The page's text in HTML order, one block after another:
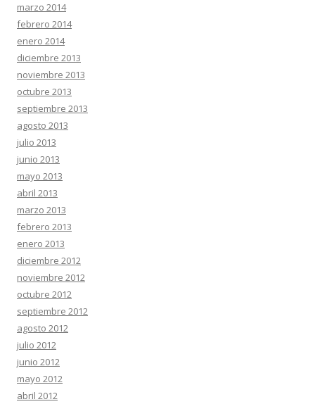
marzo 2014
febrero 2014
enero 2014
diciembre 2013
noviembre 2013
octubre 2013
septiembre 2013
agosto 2013
julio 2013
junio 2013
mayo 2013
abril 2013
marzo 2013
febrero 2013
enero 2013
diciembre 2012
noviembre 2012
octubre 2012
septiembre 2012
agosto 2012
julio 2012
junio 2012
mayo 2012
abril 2012